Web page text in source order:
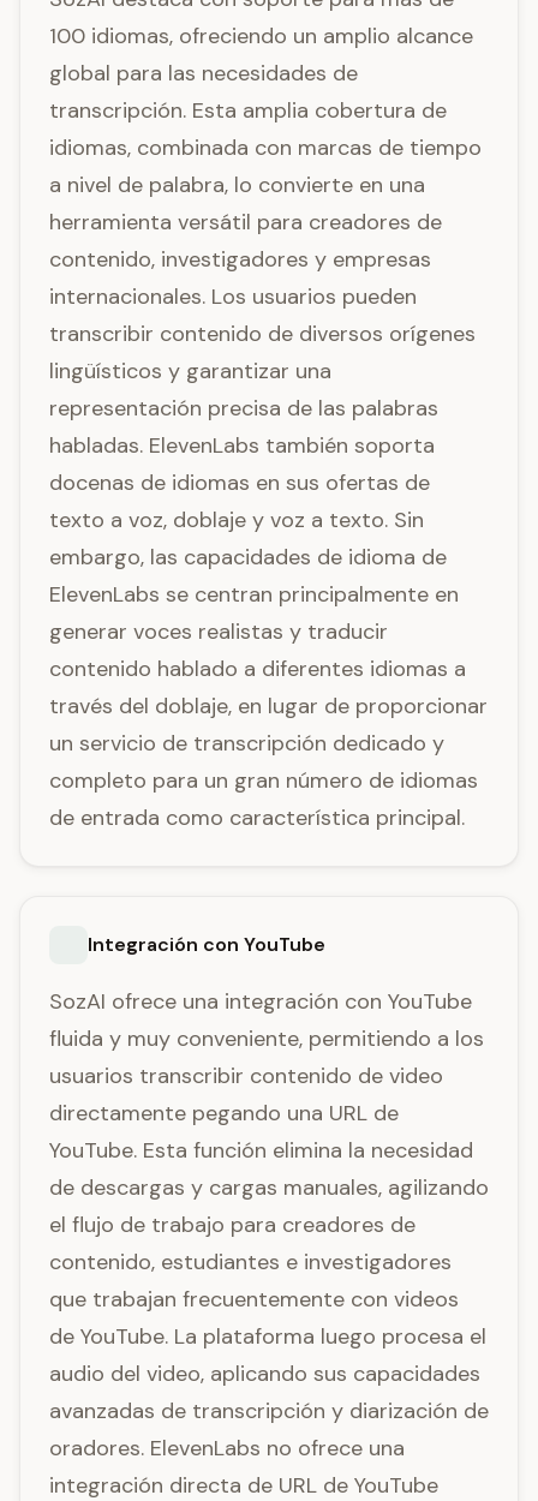
100 idiomas, ofreciendo un amplio alcance
global para las necesidades de
transcripción. Esta amplia cobertura de
idiomas, combinada con marcas de tiempo
a nivel de palabra, lo convierte en una
herramienta versátil para creadores de
contenido, investigadores y empresas
internacionales. Los usuarios pueden
transcribir contenido de diversos orígenes
lingüísticos y garantizar una
representación precisa de las palabras
habladas. ElevenLabs también soporta
docenas de idiomas en sus ofertas de
texto a voz, doblaje y voz a texto. Sin
embargo, las capacidades de idioma de
ElevenLabs se centran principalmente en
generar voces realistas y traducir
contenido hablado a diferentes idiomas a
través del doblaje, en lugar de proporcionar
un servicio de transcripción dedicado y
completo para un gran número de idiomas
de entrada como característica principal.
Integración con YouTube
SozAI ofrece una integración con YouTube
fluida y muy conveniente, permitiendo a los
usuarios transcribir contenido de video
directamente pegando una URL de
YouTube. Esta función elimina la necesidad
de descargas y cargas manuales, agilizando
el flujo de trabajo para creadores de
contenido, estudiantes e investigadores
que trabajan frecuentemente con videos
de YouTube. La plataforma luego procesa el
audio del video, aplicando sus capacidades
avanzadas de transcripción y diarización de
oradores. ElevenLabs no ofrece una
integración directa de URL de YouTube